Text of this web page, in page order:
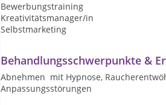
Bewerbungstraining
Kreativitätsmanager/in
Selbstmarketing
Behandlungsschwerpunkte &
Abnehmen mit Hypnose,
Anpassungsstörungen